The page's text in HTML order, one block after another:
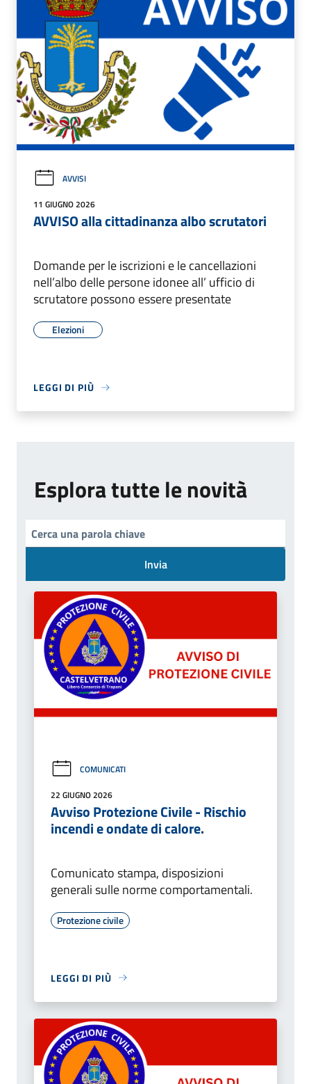
AVVISI
11 GIUGNO 2026
AVVISO alla cittadinanza albo scrutatori
Domande per le iscrizioni e le cancellazioni
nell’albo delle persone idonee all’ ufficio di
scrutatore possono essere presentate
Elezioni
LEGGI DI PIÙ
Esplora tutte le novità
Invia
COMUNICATI
22 GIUGNO 2026
Avviso Protezione Civile - Rischio
incendi e ondate di calore.
Comunicato stampa, disposizioni
generali sulle norme comportamentali.
Protezione civile
LEGGI DI PIÙ